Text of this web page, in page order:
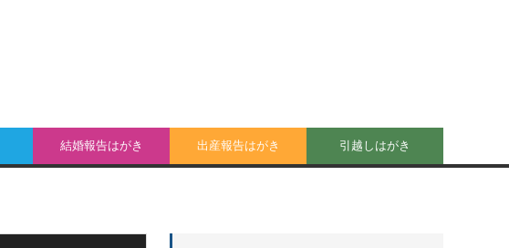
結婚報告はがき 出産報告はがき 引越しはがき